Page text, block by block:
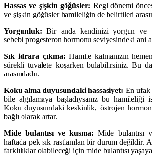
Hassas ve şişkin göğüsler: Regl dönemi
ve şişkin göğüsler hamileliğin de belirtileri
Yorgunluk: Bir anda kendinizi yorgun ve
sebebi progesteron hormonu seviyesindeki ani
Sık idrara çıkma: Hamile kalmanızın
sürekli tuvalete koşarken bulabilirsiniz. Bu
arasındadır.
Koku alma duyusundaki hassasiyet: En
bile algılamaya başladıysanız bu hamileliği
Koku duyusundaki keskinlik, östrojen
bağlı olarak artar.
Mide bulantısı ve kusma: Mide bulantısı
haftada pek sık rastlanılan bir durum değildir.
farklılıklar olabileceği için mide bulantısı